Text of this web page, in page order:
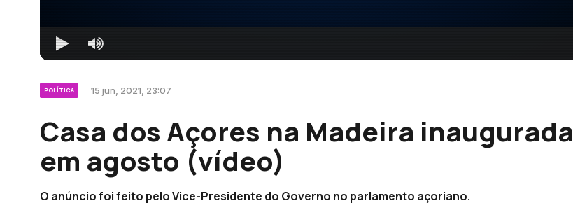
POLÍTICA 15 jun, 2021, 23:07
Casa dos Açores na Madeira inaugurada
em agosto (vídeo)
O anúncio foi feito pelo Vice-Presidente do Governo no parlamento açoriano.